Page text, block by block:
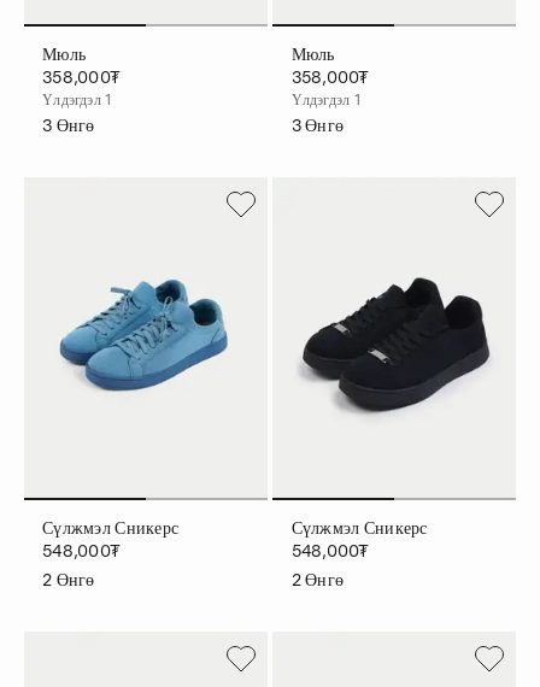
Мюль
358,000₮
Үлдэгдэл 1
3 Өнгө
Мюль
358,000₮
Үлдэгдэл 1
3Өнгө
Сүлжмэл Сникерс
548,000₮
2 Өнгө
Сүлжмэл Сникерс
548,000₮
2Өнгө